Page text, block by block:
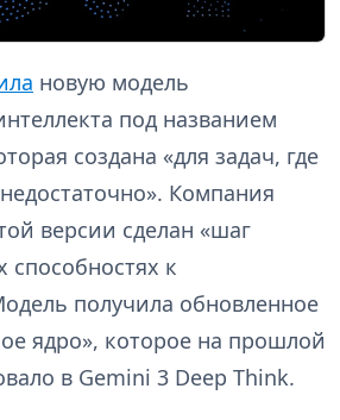
новую модель
под названием
создана «для задач, где
Компания
версии сделан «шаг
способностях к
получила обновленное
ядро», которое на прошлой
в Gemini 3 Deep Think.